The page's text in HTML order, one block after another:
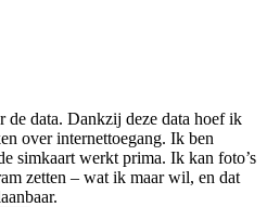
de data. Dankzij deze data hoef ik
over internettoegang. Ik ben
simkaart werkt prima. Ik kan foto’s
zetten – wat ik maar wil, en dat